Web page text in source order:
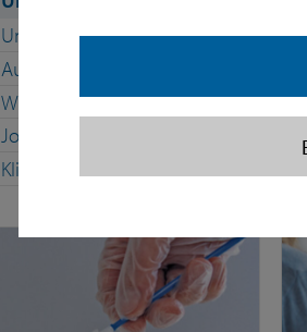
Unser Team
Außendienst
Wir engagieren uns
Jobs
Klimafaires Unternehmen